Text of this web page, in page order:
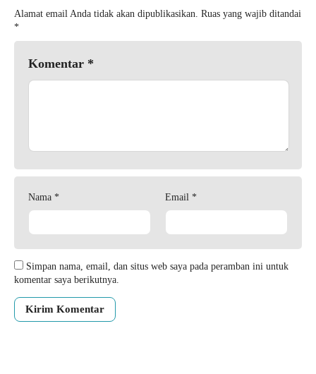
Alamat email Anda tidak akan dipublikasikan. Ruas yang wajib ditandai
*
Komentar *
Nama * Email *
Simpan nama, email, dan situs web saya pada peramban ini untuk
komentar saya berikutnya.